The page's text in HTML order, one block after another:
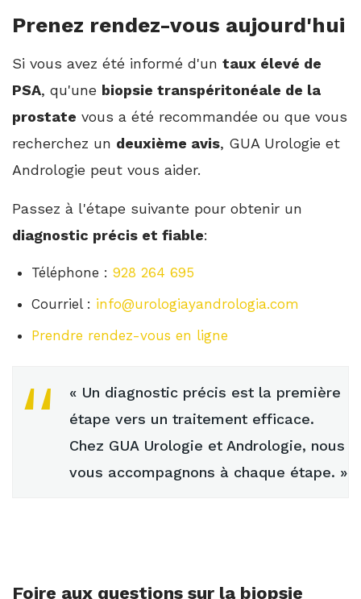
Prenez rendez-vous aujourd'hui
Si vous avez été informé d'un taux élevé de
PSA, qu'une biopsie transpéritonéale de la
prostate vous a été recommandée ou que vous
recherchez un deuxième avis, GUA Urologie et
Andrologie peut vous aider.
Passez à l'étape suivante pour obtenir un
diagnostic précis et fiable:
Téléphone : 928 264 695
Courriel : info@urologiayandrologia.com
Prendre rendez-vous en ligne
« Un diagnostic précis est la première
étape vers un traitement efficace.
Chez GUA Urologie et Andrologie, nous
vous accompagnons à chaque étape. »
Foire aux questions sur la biopsie